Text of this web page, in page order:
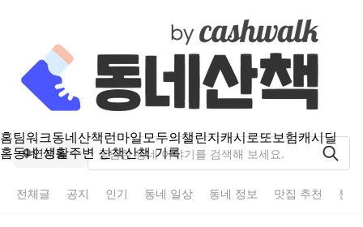
홈팀워크동네산책런마일모두의챌린지캐시로또보험캐시딜
홈동네 생활주변 산책산책 기록
연지동
전체글 공지 인기 동네 일상 동네 정보 맛집 추천 분